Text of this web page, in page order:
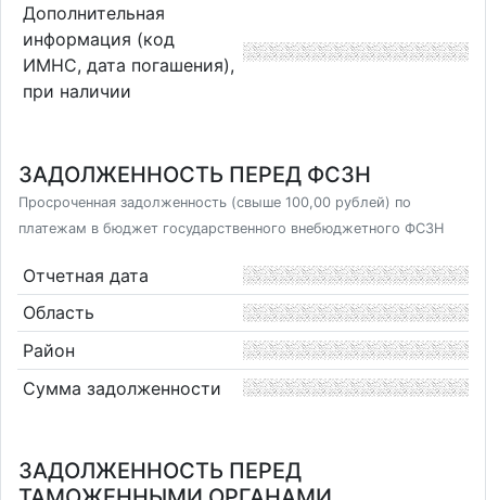
Дополнительная
информация (код
ИМНС, дата погашения),
при наличии
ЗАДОЛЖЕННОСТЬ ПЕРЕД ФСЗН
Просроченная задолженность (свыше 100,00 рублей) по
платежам в бюджет государственного внебюджетного ФСЗН
Отчетная дата
Область
Район
Сумма задолженности
ЗАДОЛЖЕННОСТЬ ПЕРЕД